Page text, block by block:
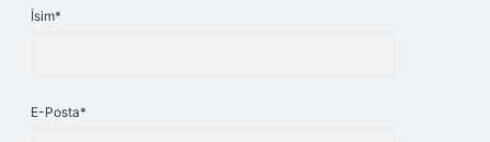
İsim*
E-Posta*